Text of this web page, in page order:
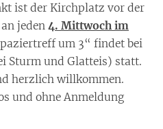
ist der Kirchplatz vor der
jeden 4. Mittwoch im
um 3“ findet bei
Sturm und Glatteis) statt.
herzlich willkommen.
und ohne Anmeldung